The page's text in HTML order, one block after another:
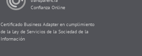
Confianza Online
Certificado Business Adapter en cumplimiento
de la Ley de Servicios de la Sociedad de la
Información